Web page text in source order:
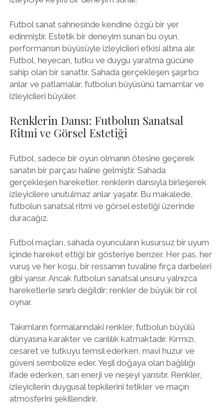
Futbol sanat sahnesinde kendine özgü bir yer
edinmiştir. Estetik bir deneyim sunan bu oyun,
performansın büyüsüyle izleyicileri etkisi altına alır.
Futbol, heyecan, tutku ve duygu yaratma gücüne
sahip olan bir sanattır. Sahada gerçekleşen şaşırtıcı
anlar ve patlamalar, futbolun büyüsünü tamamlar ve
izleyicileri büyüler.
Renklerin Dansı: Futbolun Sanatsal
Ritmi ve Görsel Estetiği
Futbol, sadece bir oyun olmanın ötesine geçerek
sanatın bir parçası haline gelmiştir. Sahada
gerçekleşen hareketler, renklerin dansıyla birleşerek
izleyicilere unutulmaz anlar yaşatır. Bu makalede,
futbolun sanatsal ritmi ve görsel estetiği üzerinde
duracağız.
Futbol maçları, sahada oyuncuların kusursuz bir uyum
içinde hareket ettiği bir gösteriye benzer. Her pas, her
vuruş ve her koşu, bir ressamın tuvaline fırça darbeleri
gibi yansır. Ancak futbolun sanatsal unsuru yalnızca
hareketlerle sınırlı değildir; renkler de büyük bir rol
oynar.
Takımların formalarındaki renkler, futbolun büyülü
dünyasına karakter ve canlılık katmaktadır. Kırmızı,
cesaret ve tutkuyu temsil ederken, mavi huzur ve
güveni sembolize eder. Yeşil doğaya olan bağlılığı
ifade ederken, sarı enerji ve neşeyi yansıtır. Renkler,
izleyicilerin duygusal tepkilerini tetikler ve maçın
atmosferini şekillendirir.